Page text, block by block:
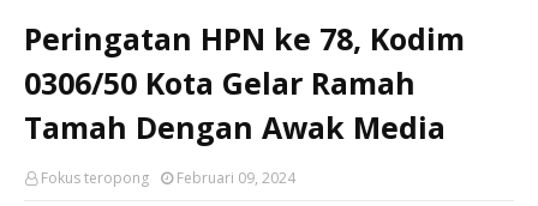
Peringatan HPN ke 78, Kodim
0306/50 Kota Gelar Ramah
Tamah Dengan Awak Media
Fokus teropong Februari 09, 2024